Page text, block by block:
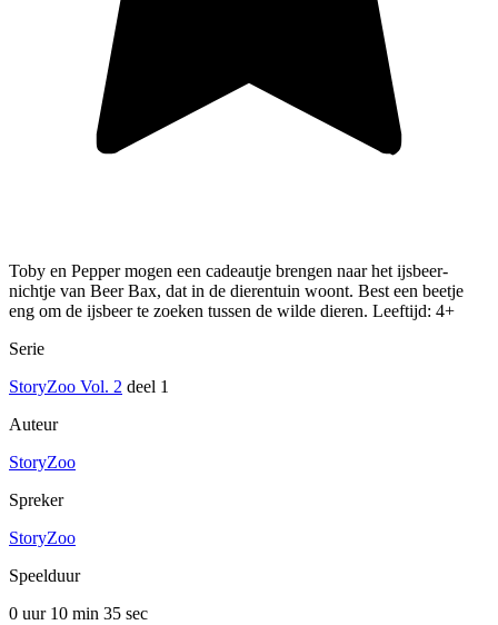
Toby en Pepper mogen een cadeautje brengen naar het ijsbeer-
nichtje van Beer Bax, dat in de dierentuin woont. Best een beetje
eng om de ijsbeer te zoeken tussen de wilde dieren. Leeftijd: 4+
Serie
StoryZoo Vol. 2 deel 1
Auteur
StoryZoo
Spreker
StoryZoo
Speelduur
0 uur 10 min 35 sec